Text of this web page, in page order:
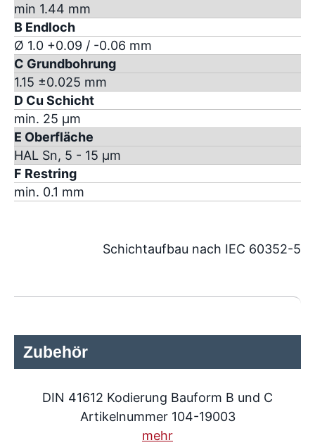
min 1.44 mm
B Endloch
Ø 1.0 +0.09 / -0.06 mm
C Grundbohrung
1.15 ±0.025 mm
D Cu Schicht
min. 25 µm
E Oberfläche
HAL Sn, 5 - 15 µm
F Restring
min. 0.1 mm
Schichtaufbau nach IEC 60352-5
Zubehör
DIN 41612 Kodierung Bauform B und C
Artikelnummer 104-19003
mehr